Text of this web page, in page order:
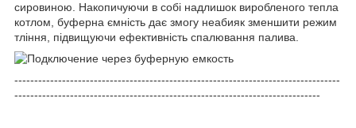
сировиною. Накопичуючи в собі надлишок виробленого тепла
котлом, буферна ємність дає змогу неабияк зменшити режим
тління, підвищуючи ефективність спалювання палива.
----------------------------------------------------------------------------------
-----------------------------------------------------------------------------